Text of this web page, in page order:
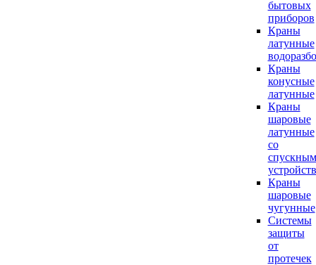
бытовых
приборов
Краны
латунные
Краны
конусные
латунные
Краны
шаровые
латунные
со
спускным
Краны
шаровые
чугунные
Системы
защиты
от
протечек